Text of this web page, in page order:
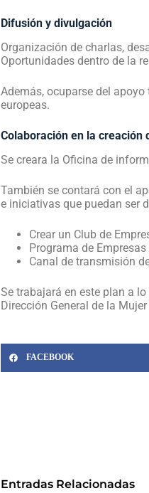
Difusión y divulgación
Organización de charlas,
Oportunidades dentro de la
Además, ocuparse del
europeas.
Colaboración en la creación
Se creara la Oficina de
También se contará con el
e iniciativas que puedan ser
Crear un Club de
Programa de
Canal de transmisión
Se trabajará en este plan a
Dirección General de la
FACEBOOK
Entradas Relacionadas